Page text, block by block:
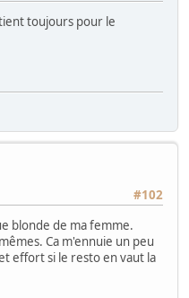
toujours pour le
#102
blonde de ma femme.
Ca m'ennuie un peu
effort si le resto en vaut la